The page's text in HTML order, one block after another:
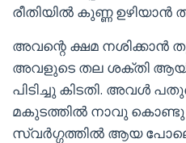
രീതിയിൽ കുണ്ണ ഉഴിയാൻ
അവന്റെ ക്ഷമ നശിക്കാൻ
അവളുടെ തല ശക്തി
പിടിച്ചു കിടതി. അവൾ
മകുടത്തിൽ നാവു
സ്വർഗ്ഗത്തിൽ ആയ